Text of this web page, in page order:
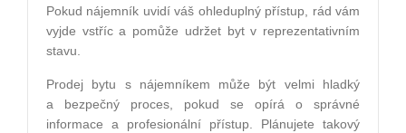
Pokud nájemník uvidí váš ohleduplný přístup, rád vám
vyjde vstříc a pomůže udržet byt v reprezentativním
stavu.
Prodej bytu s nájemníkem může být velmi hladký
a bezpečný proces, pokud se opírá o správné
informace a profesionální přístup. Plánujete takový